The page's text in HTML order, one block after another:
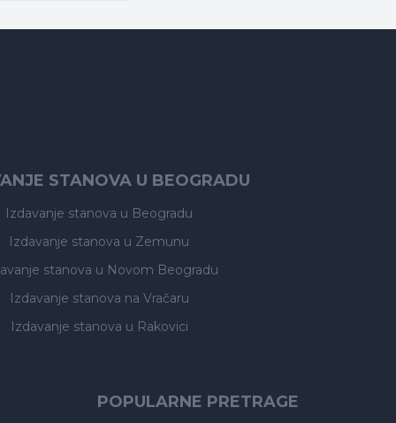
STANOVA U BEOGRADU
Izdavanje stanova u Beogradu
Izdavanje stanova u Zemunu
stanova u Novom Beogradu
Izdavanje stanova na Vračaru
Izdavanje stanova u Rakovici
POPULARNE PRETRAGE